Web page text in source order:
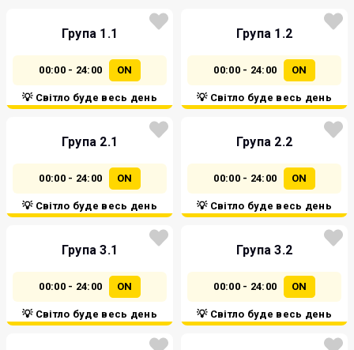
Група 1.1
00:00 - 24:00 ON
💡 Світло буде весь день
Група 1.2
00:00 - 24:00 ON
💡 Світло буде весь день
Група 2.1
00:00 - 24:00 ON
💡 Світло буде весь день
Група 2.2
00:00 - 24:00 ON
💡 Світло буде весь день
Група 3.1
00:00 - 24:00 ON
💡 Світло буде весь день
Група 3.2
00:00 - 24:00 ON
💡 Світло буде весь день